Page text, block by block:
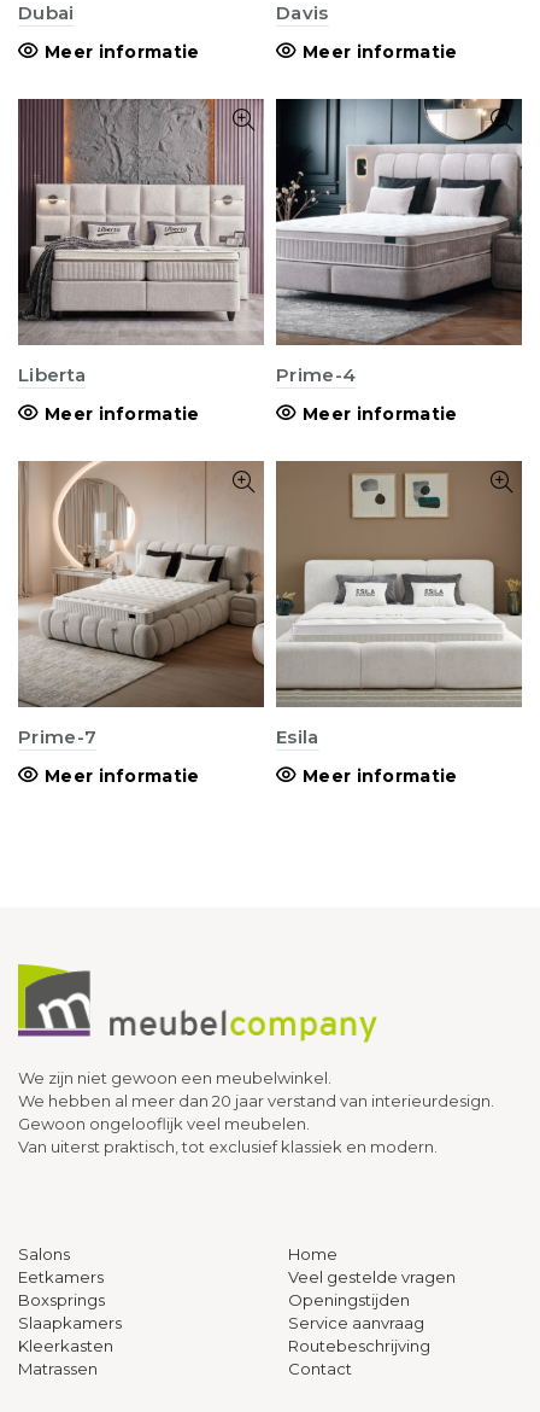
Dubai
Meer informatie
Davis
Meer informatie
Liberta
Meer informatie
Prime-4
Meer informatie
Prime-7
Meer informatie
Esila
Meer informatie
We zijn niet gewoon een meubelwinkel.
We hebben al meer dan 20 jaar verstand van interieurdesign.
Gewoon ongelooflijk veel meubelen.
Van uiterst praktisch, tot exclusief klassiek en modern.
Salons
Eetkamers
Boxsprings
Slaapkamers
Kleerkasten
Matrassen
Home
Veel gestelde vragen
Openingstijden
Service aanvraag
Routebeschrijving
Contact